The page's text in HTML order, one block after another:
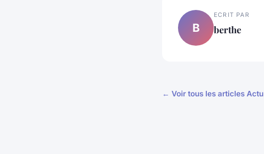
B
ECRIT PAR
berthe
← Voir tous les articles Actu